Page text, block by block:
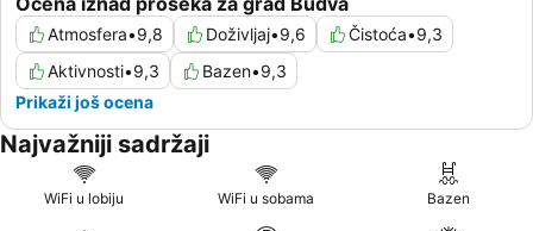
Atmosfera•9,8 Doživljaj•9,6 Čistoća•9,3
Aktivnosti•9,3 Bazen•9,3
Prikaži još ocena
Najvažniji sadržaji
WiFi u lobiju WiFi u sobama Bazen